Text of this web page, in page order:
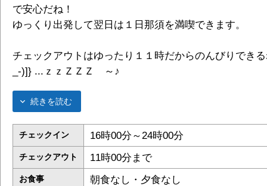
で安心だね！
ゆっくり出発して翌日は１日那須を満喫できます。
チェックアウトはゆったり１１時だからのんびりでき
_-)]} ...ｚｚＺＺＺ ～♪
続きを読む
チェックイン 16時00分～24時00分
チェックアウト 11時00分まで
お食事 朝食なし・夕食なし